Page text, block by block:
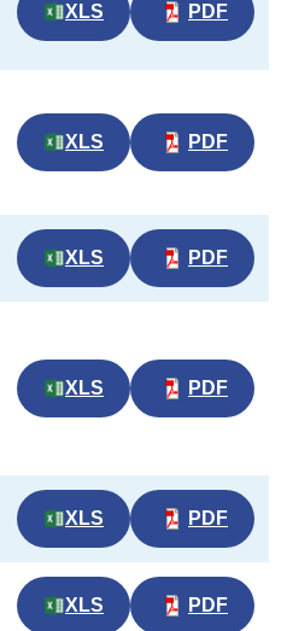
XLS PDF
XLS PDF
XLS PDF
XLS PDF
XLS PDF
XLS PDF